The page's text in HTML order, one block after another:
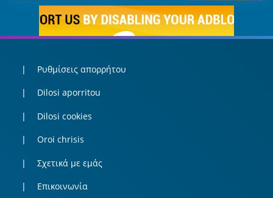
Ρυθμίσεις απορρήτου
Dilosi aporritou
Dilosi cookies
Oroi chrisis
Σχετικά με εμάς
Επικοινωνία